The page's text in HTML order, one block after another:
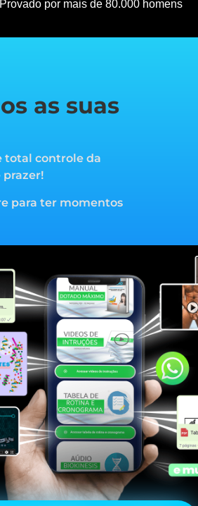
Provado por mais de 80.000 homens
as suas
total controle da
prazer!
para ter momentos